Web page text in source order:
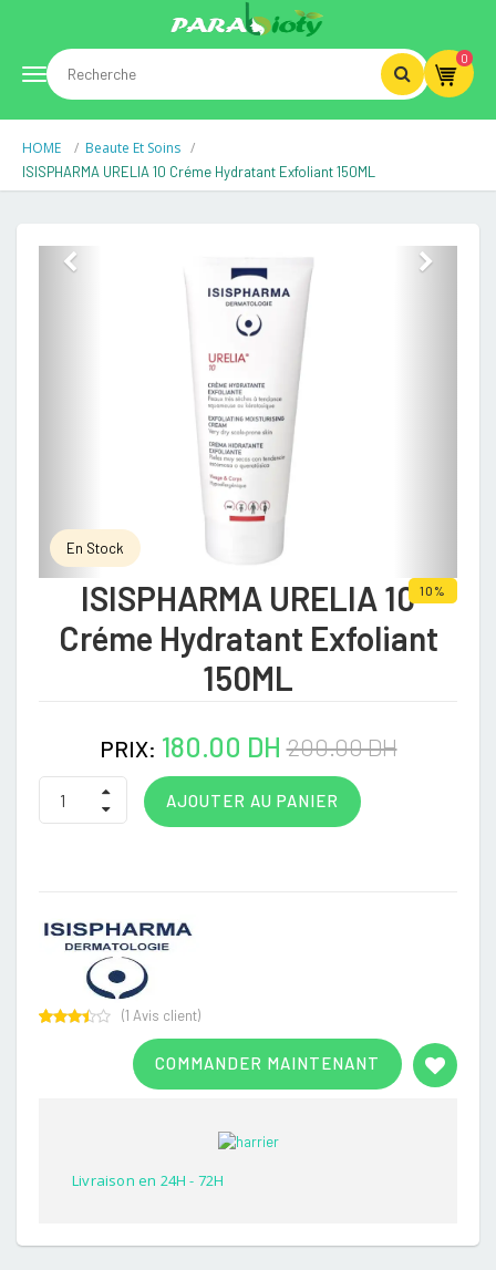
Toggle
navigation
0
HOME Beaute Et Soins
ISISPHARMA URELIA 10 Créme Hydratant Exfoliant 150ML
En Stock
10%
ISISPHARMA URELIA 10
Créme Hydratant Exfoliant
150ML
PRIX: 180.00 DH200.00 DH
AJOUTER AU PANIER
COMMANDER MAINTENANT
(1 Avis client)
Livraison en 24H - 72H